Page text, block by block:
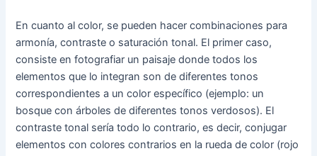
En cuanto al color, se pueden hacer combinaciones para
armonía, contraste o saturación tonal. El primer caso,
consiste en fotografiar un paisaje donde todos los
elementos que lo integran son de diferentes tonos
correspondientes a un color específico (ejemplo: un
bosque con árboles de diferentes tonos verdosos). El
contraste tonal sería todo lo contrario, es decir, conjugar
elementos con colores contrarios en la rueda de color (rojo